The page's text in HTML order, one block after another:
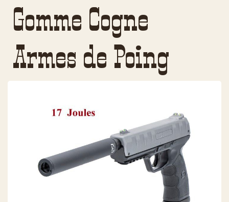
Gomme Cogne
Armes de Poing